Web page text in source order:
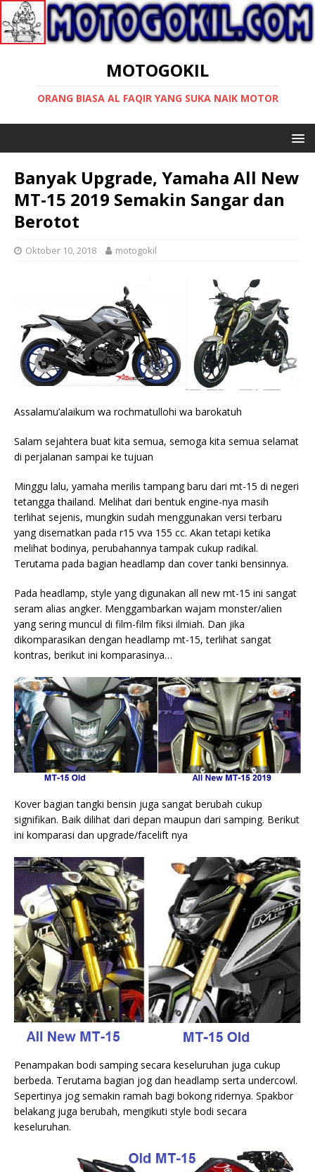
MOTOGOKIL
ORANG BIASA AL FAQIR YANG SUKA NAIK MOTOR
Banyak Upgrade, Yamaha All New
MT-15 2019 Semakin Sangar dan
Berotot
Oktober 10, 2018 motogokil
Assalamu’alaikum wa rochmatullohi wa barokatuh
Salam sejahtera buat kita semua, semoga kita semua selamat
di perjalanan sampai ke tujuan
Minggu lalu, yamaha merilis tampang baru dari mt-15 di negeri
tetangga thailand. Melihat dari bentuk engine-nya masih
terlihat sejenis, mungkin sudah menggunakan versi terbaru
yang disematkan pada r15 vva 155 cc. Akan tetapi ketika
melihat bodinya, perubahannya tampak cukup radikal.
Terutama pada bagian headlamp dan cover tanki bensinnya.
Pada headlamp, style yang digunakan all new mt-15 ini sangat
seram alias angker. Menggambarkan wajam monster/alien
yang sering muncul di film-film fiksi ilmiah. Dan jika
dikomparasikan dengan headlamp mt-15, terlihat sangat
kontras, berikut ini komparasinya…
Kover bagian tangki bensin juga sangat berubah cukup
signifikan. Baik dilihat dari depan maupun dari samping. Berikut
ini komparasi dan upgrade/facelift nya
Penampakan bodi samping secara keseluruhan juga cukup
berbeda. Terutama bagian jog dan headlamp serta undercowl.
Sepertinya jog semakin ramah bagi bokong ridernya. Spakbor
belakang juga berubah, mengikuti style bodi secara
keseluruhan.